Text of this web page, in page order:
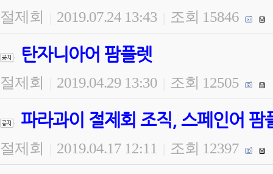
절제회 2019.07.24 13:43 조회 15846
탄자니아어 팜플렛
절제회 2019.04.29 13:30 조회 12505
파라과이 절제회 조직, 스페인어 팜
절제회 2019.04.17 12:11 조회 12397